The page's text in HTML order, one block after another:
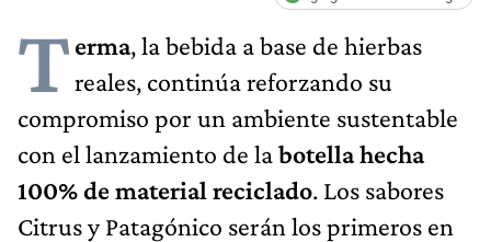
T erma, la bebida a base de hierbas
reales, continúa reforzando su
compromiso por un ambiente sustentable
con el lanzamiento de labotella hecha
100% de material reciclado. Los sabores
Citrus y Patagónico serán los primeros en